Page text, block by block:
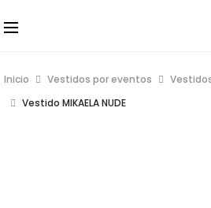
- ENVÍOS ESPAÑA Y EUROPA ---
Inicio Vestidos por eventos
Vestido MIKAELA NUDE